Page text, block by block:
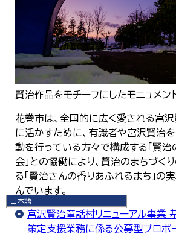
日本語
日本語
English
한국어
賢治作品をモチーフにしたモニュメン
花巻市は、全国的に広く愛される宮
に活かすために、有識者や宮沢賢治
動を行っている方々で構成する「賢治
会」との協働により、賢治のまちづく
る「賢治さんの香りあふれるまち」の
んでいます。
宮沢賢治童話村リニューアル事業
策定支援業務に係る公募型プロポ